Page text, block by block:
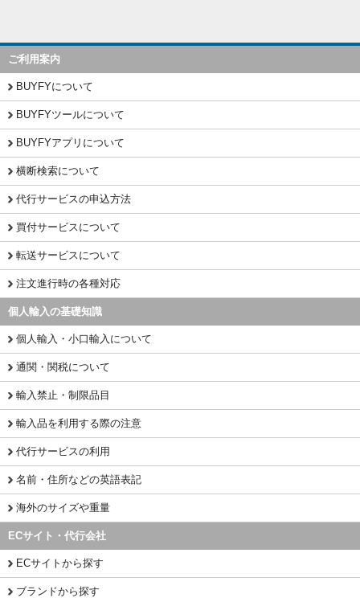
ご利用案内
BUYFYについて
BUYFYツールについて
BUYFYアプリについて
横断検索について
代行サービスの申込方法
買付サービスについて
転送サービスについて
注文進行時の各種対応
個人輸入の基礎知識
個人輸入・小口輸入について
通関・関税について
輸入禁止・制限品目
輸入品を利用する際の注意
代行サービスの利用
名前・住所などの英語表記
海外のサイズや重量
ECサイト・代行会社
ECサイトから探す
ブランドから探す